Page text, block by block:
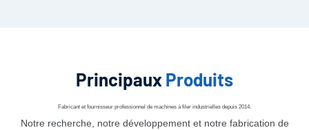
PrincipauxProduits
Fabricant et fournisseur professionnel de machines à filer industrielles depuis 2014.
Notre recherche, notre développement et notre fabrication de